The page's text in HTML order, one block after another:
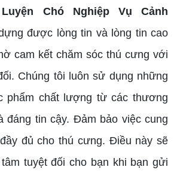
Chó Nghiệp Vụ Cảnh
được lòng tin và lòng tin cao
cam kết chăm sóc thú cưng với
Chúng tôi luôn sử dụng những
phẩm chất lượng từ các thương
đáng tin cậy. Đảm bảo việc cung
đủ cho thú cưng. Điều này sẽ
tuyệt đối cho bạn khi bạn gửi